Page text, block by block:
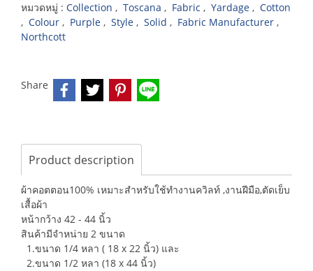
หมวดหมู่ : Collection , Toscana , Fabric , Yardage , Cotton
, Colour , Purple , Style , Solid , Fabric Manufacturer ,
Northcott
Share
Product description
ผ้าคอตตอน100% เหมาะสำหรับใช้ทำงานควิลท์ ,งานฝีมือ,ตัดเย็บ
เสื้อผ้า
หน้ากว้าง 42 - 44 นิ้ว
สินค้ามีจำหน่าย 2 ขนาด
1.ขนาด 1/4 หลา ( 18 x 22 นิ้ว) และ
2.ขนาด 1/2 หลา (18 x 44 นิ้ว)